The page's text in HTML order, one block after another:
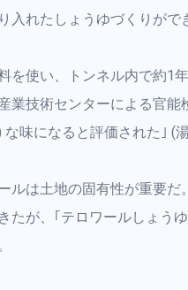
入れたしょうゆづくりがで
を使い、トンネル内で約1
業技術センターによる官能
な味になると評価された｣ (
ルは土地の固有性が重要
たが、｢テロワールしょう